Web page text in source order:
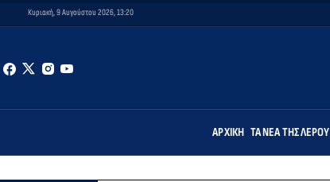
Κυριακή, 9 Αυγούστου 2026, 13:20
ΑΡΧΙΚΉ ΤΑ ΝΈΑ ΤΗΣ ΛΈΡΟΥ